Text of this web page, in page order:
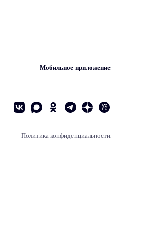
Мобильное приложение
Политика конфиденциальности